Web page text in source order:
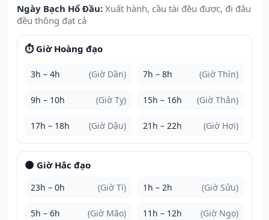
Ngày Bạch Hổ Đầu: Xuất hành, cầu tài đều được, đi đâu
đều thông đạt cả
⏱️ Giờ Hoàng đạo
3h – 4h (Giờ Dần) 7h – 8h (Giờ Thìn)
9h – 10h (Giờ Tỵ) 15h – 16h (Giờ Thân)
17h – 18h (Giờ Dậu) 21h – 22h (Giờ Hợi)
🌑 Giờ Hắc đạo
23h – 0h (Giờ Tí) 1h – 2h (Giờ Sửu)
5h – 6h (Giờ Mão) 11h – 12h (Giờ Ngọ)